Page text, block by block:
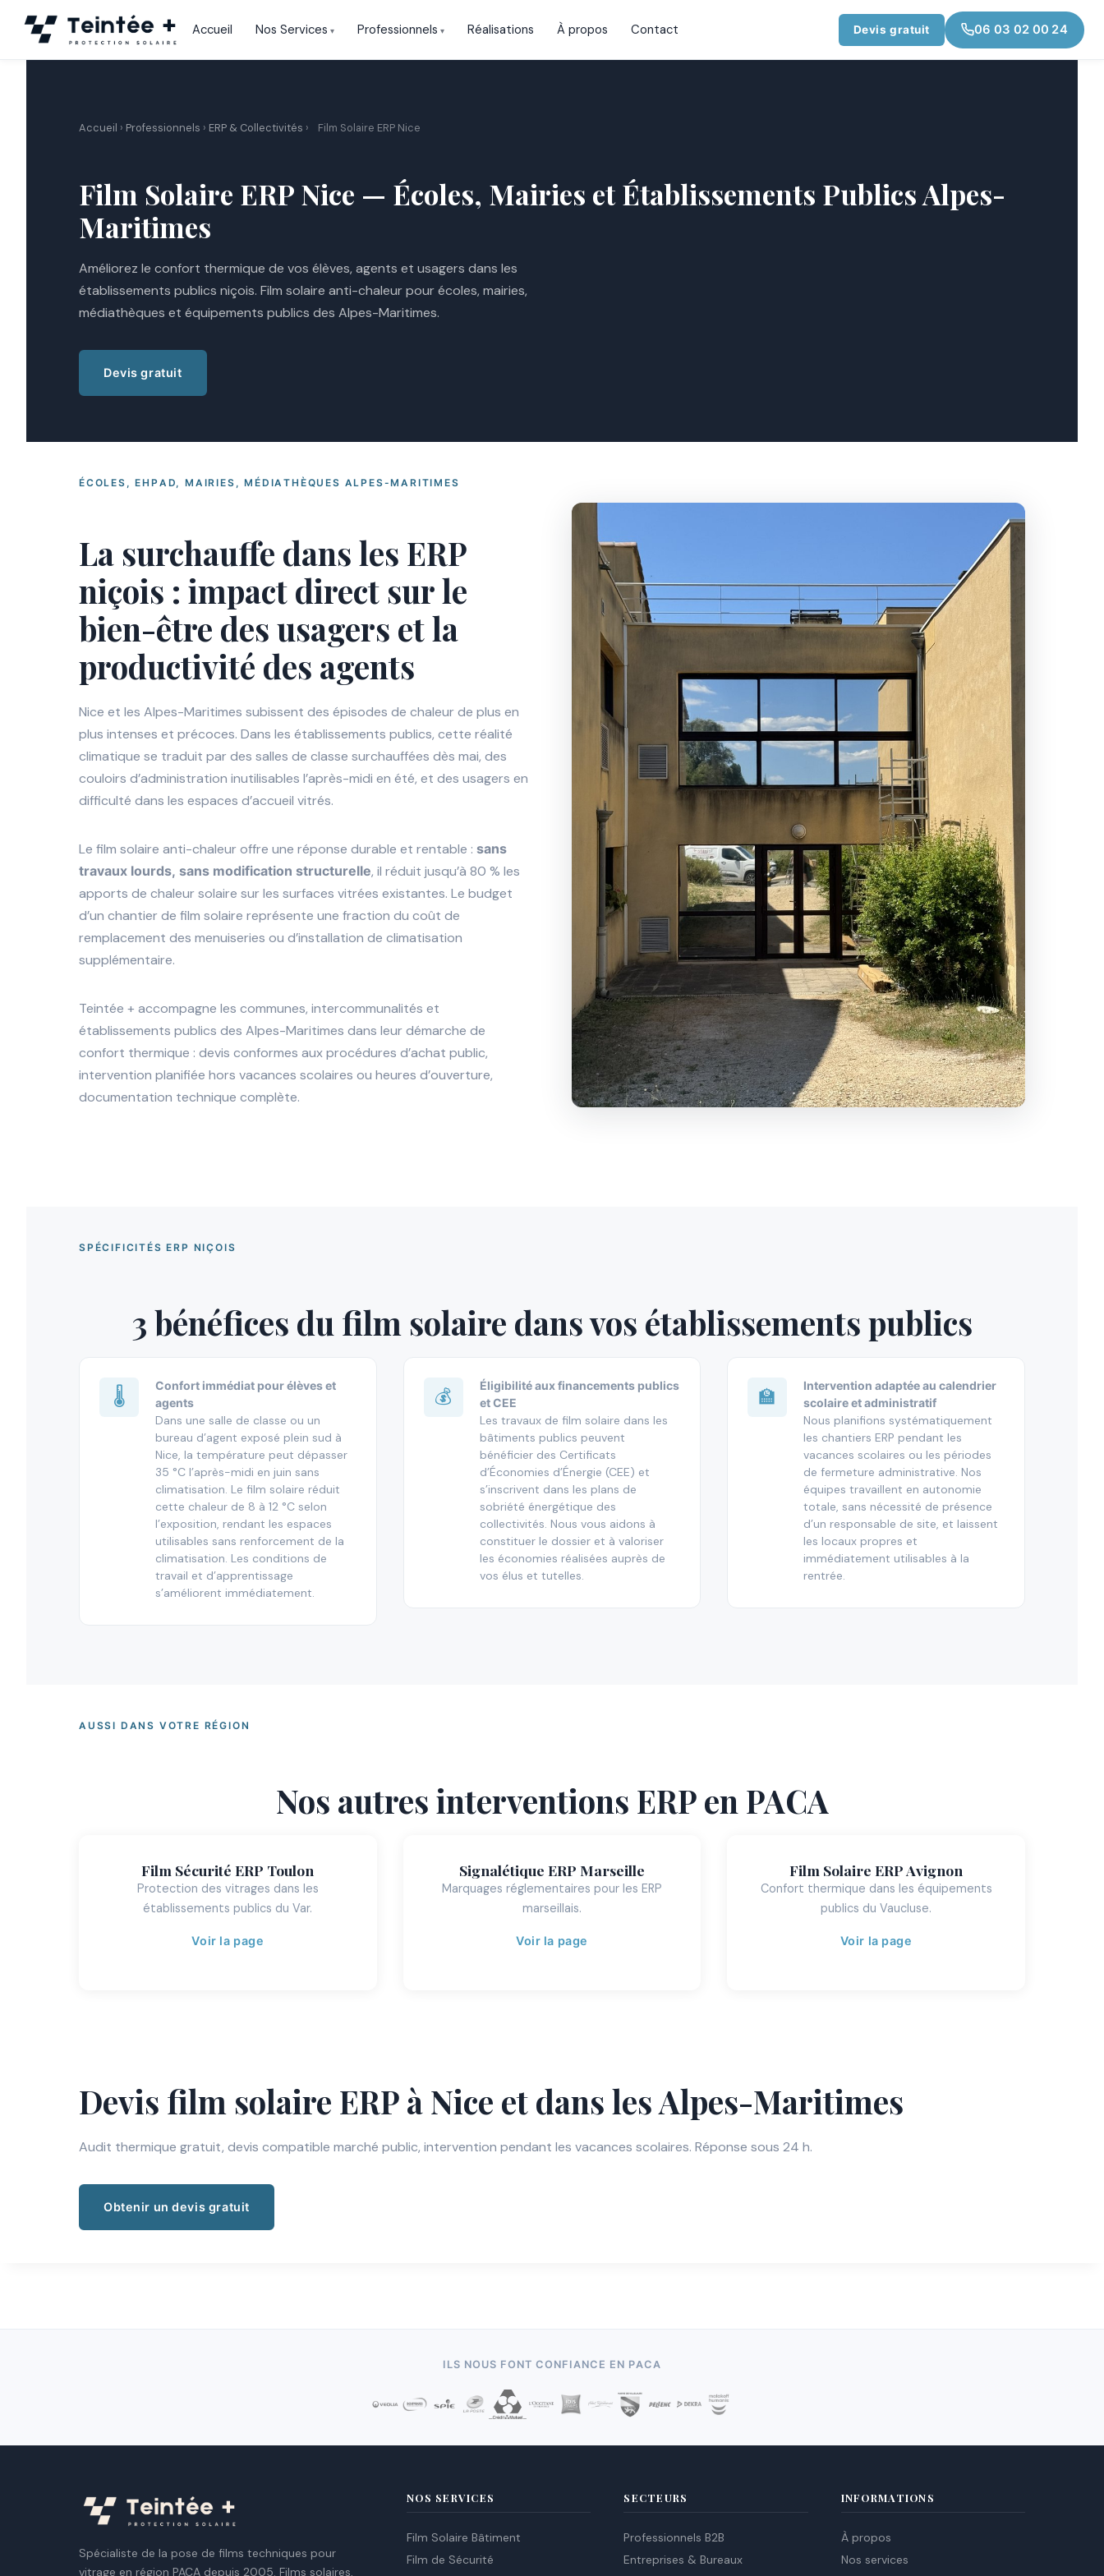
Accueil Nos Services Professionnels Réalisations À propos Contact Devis gratuit 06 03 02 00 24
Accueil › Professionnels › ERP & Collectivités › Film Solaire ERP Nice
Film Solaire ERP Nice — Écoles, Mairies et Établissements Publics Alpes-
Maritimes
Améliorez le confort thermique de vos élèves, agents et usagers dans les
établissements publics niçois. Film solaire anti-chaleur pour écoles, mairies,
médiathèques et équipements publics des Alpes-Maritimes.
Devis gratuit
ÉCOLES, EHPAD, MAIRIES, MÉDIATHÈQUES ALPES-MARITIMES
La surchauffe dans les ERP
niçois : impact direct sur le
bien-être des usagers et la
productivité des agents
Nice et les Alpes-Maritimes subissent des épisodes de chaleur de plus en
plus intenses et précoces. Dans les établissements publics, cette réalité
climatique se traduit par des salles de classe surchauffées dès mai, des
couloirs d’administration inutilisables l’après-midi en été, et des usagers en
difficulté dans les espaces d’accueil vitrés.
Le film solaire anti-chaleur offre une réponse durable et rentable : sans
travaux lourds, sans modification structurelle, il réduit jusqu’à 80 % les
apports de chaleur solaire sur les surfaces vitrées existantes. Le budget
d’un chantier de film solaire représente une fraction du coût de
remplacement des menuiseries ou d’installation de climatisation
supplémentaire.
Teintée + accompagne les communes, intercommunalités et
établissements publics des Alpes-Maritimes dans leur démarche de
confort thermique : devis conformes aux procédures d’achat public,
intervention planifiée hors vacances scolaires ou heures d’ouverture,
documentation technique complète.
SPÉCIFICITÉS ERP NIÇOIS
3 bénéfices du film solaire dans vos établissements publics
🌡️
Confort immédiat pour élèves et
agents
Dans une salle de classe ou un
bureau d’agent exposé plein sud à
Nice, la température peut dépasser
35 °C l’après-midi en juin sans
climatisation. Le film solaire réduit
cette chaleur de 8 à 12 °C selon
l’exposition, rendant les espaces
utilisables sans renforcement de la
climatisation. Les conditions de
travail et d’apprentissage
s’améliorent immédiatement.
💰
Éligibilité aux financements publics
et CEE
Les travaux de film solaire dans les
bâtiments publics peuvent
bénéficier des Certificats
d’Économies d’Énergie (CEE) et
s’inscrivent dans les plans de
sobriété énergétique des
collectivités. Nous vous aidons à
constituer le dossier et à valoriser
les économies réalisées auprès de
vos élus et tutelles.
🏫
Intervention adaptée au calendrier
scolaire et administratif
Nous planifions systématiquement
les chantiers ERP pendant les
vacances scolaires ou les périodes
de fermeture administrative. Nos
équipes travaillent en autonomie
totale, sans nécessité de présence
d’un responsable de site, et laissent
les locaux propres et
immédiatement utilisables à la
rentrée.
AUSSI DANS VOTRE RÉGION
Nos autres interventions ERP en PACA
Film Sécurité ERP Toulon
Protection des vitrages dans les
établissements publics du Var.
Voir la page
Signalétique ERP Marseille
Marquages réglementaires pour les ERP
marseillais.
Voir la page
Film Solaire ERP Avignon
Confort thermique dans les équipements
publics du Vaucluse.
Voir la page
Devis film solaire ERP à Nice et dans les Alpes-Maritimes
Audit thermique gratuit, devis compatible marché public, intervention pendant les vacances scolaires. Réponse sous 24 h.
Obtenir un devis gratuit
ILS NOUS FONT CONFIANCE EN PACA
Spécialiste de la pose de films techniques pour
vitrage en région PACA depuis 2005. Films solaires,
NOS SERVICES
Film Solaire Bâtiment
Film de Sécurité
SECTEURS
Professionnels B2B
Entreprises & Bureaux
INFORMATIONS
À propos
Nos services